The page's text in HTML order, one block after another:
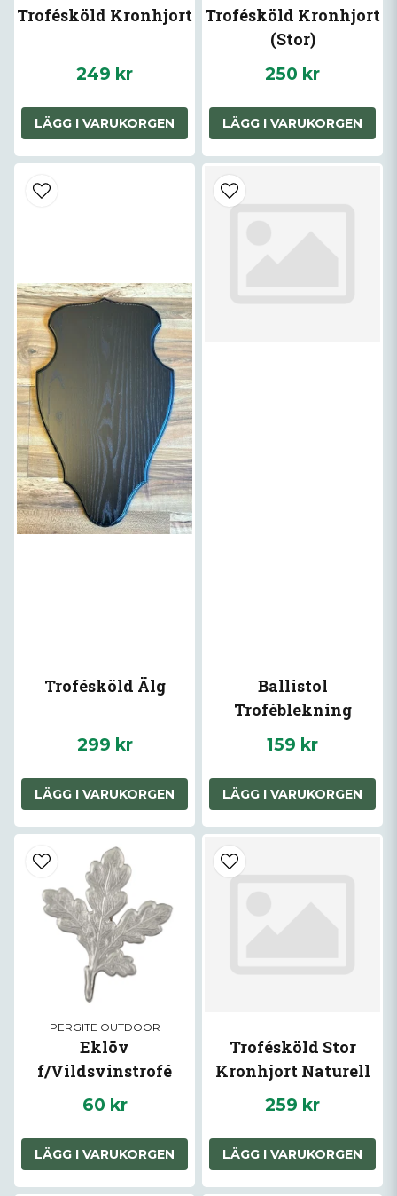
Trofésköld Kronhjort
249 kr
LÄGG I VARUKORGEN
Trofésköld Kronhjort
(Stor)
250 kr
LÄGG I VARUKORGEN
Trofésköld Älg
299 kr
LÄGG I VARUKORGEN
Ballistol
Troféblekning
159 kr
LÄGG I VARUKORGEN
PERGITE OUTDOOR
Eklöv
f/Vildsvinstrofé
60 kr
LÄGG I VARUKORGEN
Trofésköld Stor
Kronhjort Naturell
259 kr
LÄGG I VARUKORGEN